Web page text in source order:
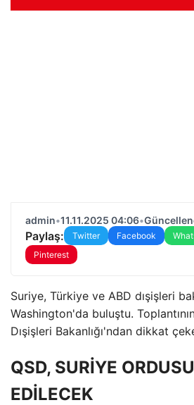
admin•11.11.2025 04:06•
Paylaş: Twitter Facebook
Pinterest
Suriye, Türkiye ve ABD dışişleri
Washington'da buluştu.
Dışişleri Bakanlığı'ndan dikkat
QSD, SURİYE
EDİLECEK